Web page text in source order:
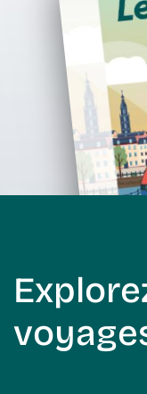
Explorez tous nos